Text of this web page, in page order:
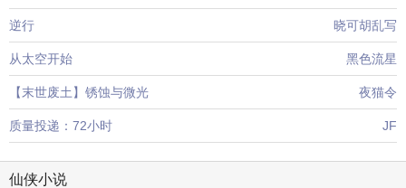
逆行 晓可胡乱写
从太空开始 黑色流星
【末世废土】锈蚀与微光 夜猫令
质量投递：72小时 JF
仙侠小说